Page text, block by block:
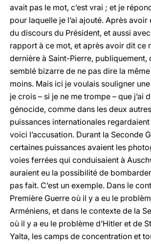
avait pas le mot, c’est vrai ; et je
pour laquelle je l’ai ajouté. Après avoir
du discours du Président, et aussi
rapport à ce mot, et après avoir dit ce
dernière à Saint-Pierre, publiquement,
semblé bizarre de ne pas dire la
moins. Mais ici je voulais souligner
je crois – si je ne me trompe – que j’ai
génocide, comme dans les deux
puissances internationales regardaient
voici l’accusation. Durant la Seconde
certaines puissances avaient les
voies ferrées qui conduisaient à
auraient eu la possibilité de
pas fait. C’est un exemple. Dans le
Première Guerre où il y a eu le
Arméniens, et dans le contexte de la
où il y a eu le problème d’Hitler et de
Yalta, les camps de concentration et